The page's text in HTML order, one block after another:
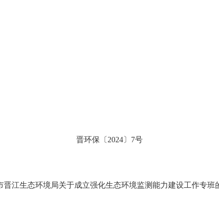
晋环保 〔 2024〕 7号
晋江生态环境局关于成立强化生态环境监测能力建设工作专班